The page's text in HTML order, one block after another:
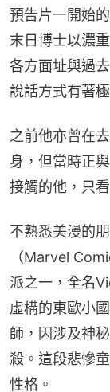
預告片一開始
末日博士以濃
各方面址與過
說話方式有著
之前他亦曾在
身，但當時正
接觸的他，只
不熟悉美漫的
（Marvel
派之一，全名
虛構的東歐小
師，因涉及神
殺。這段悲慘
性格。